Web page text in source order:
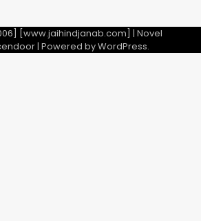
[www.jaihindjanab.com] | Novel
| Powered byWordPress.